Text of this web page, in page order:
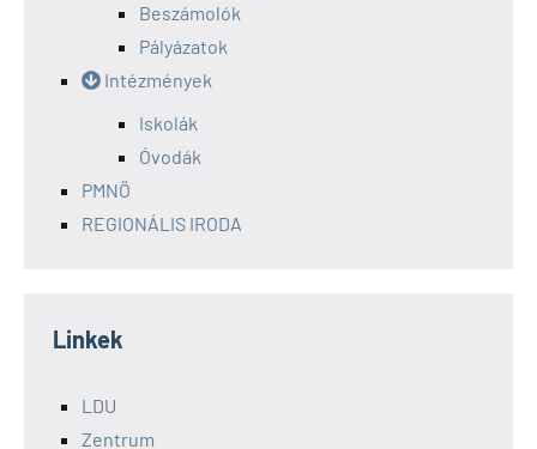
Beszámolók
Pályázatok
Intézmények
Iskolák
Óvodák
PMNÖ
REGIONÁLIS IRODA
Linkek
LDU
Zentrum